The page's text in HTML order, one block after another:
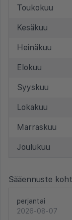
Toukokuu
Kesäkuu
Heinäkuu
Elokuu
Syyskuu
Lokakuu
Marraskuu
Joulukuu
Sääennuste
perjantai
2026-08-07